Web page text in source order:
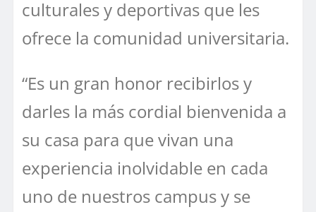
culturales y deportivas que les
ofrece la comunidad universitaria.
“Es un gran honor recibirlos y
darles la más cordial bienvenida a
su casa para que vivan una
experiencia inolvidable en cada
uno de nuestros campus y se